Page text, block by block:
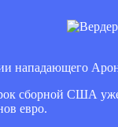
нападающего
сборной США
евро.